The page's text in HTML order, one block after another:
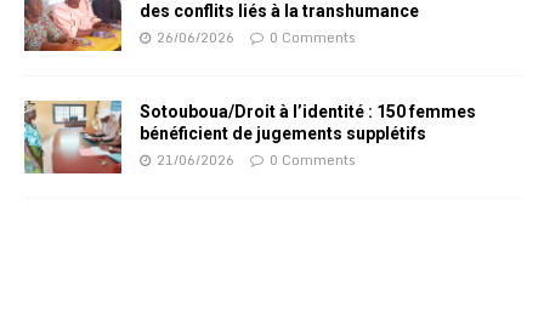
des conflits liés à la transhumance
26/06/2026 0 Comments
Sotouboua/Droit à l’identité : 150 femmes
bénéficient de jugements supplétifs
21/06/2026 0 Comments